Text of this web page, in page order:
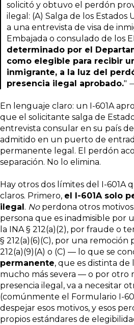
solicitó y obtuvo el perdón
ilegal: (A) Salga de los Estados
a una entrevista de visa de
Embajada o consulado de los
determinado por el
como elegible para recibir
inmigrante, a la luz del
presencia ilegal aprobado."
En lenguaje claro: un I-601A
que el solicitante salga de
entrevista consular en su país
admitido en un puerto de
permanente legal. El perdón
separación. No lo elimina.
Hay otros dos límites del I-601A
claros. Primero, el I-601A solo
ilegal . Noperdona otros motivos
persona que es inadmisible por
la INA § 212(a)(2), por fraude o
§ 212(a)(6)(C), por una remoción
212(a)(9)(A) o (C) — lo que se
permanente, que es distinta de
mucho más severa — o por otro
presencia ilegal, va a necesitar
(comúnmente el Formulario I-
despejar esos motivos, y esos
propios estándares de